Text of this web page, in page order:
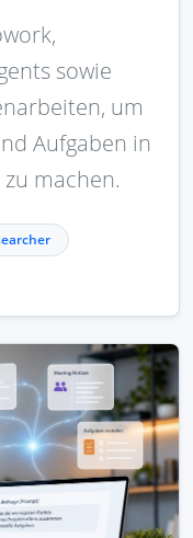
sowie
um
Aufgaben in
machen.